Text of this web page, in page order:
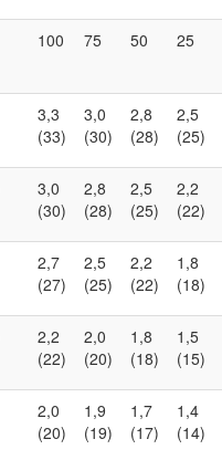
100 75 50 25
3,3
(33)
3,0
(30)
2,8
(28)
2,5
(25)
3,0
(30)
2,8
(28)
2,5
(25)
2,2
(22)
2,7
(27)
2,5
(25)
2,2
(22)
1,8
(18)
2,2
(22)
2,0
(20)
1,8
(18)
1,5
(15)
2,0
(20)
1,9
(19)
1,7
(17)
1,4
(14)